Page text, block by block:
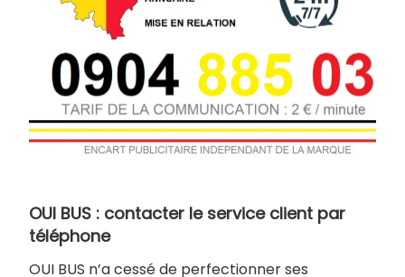
OUI BUS : contacter le service client par
téléphone
OUI BUS n’a cessé de perfectionner ses